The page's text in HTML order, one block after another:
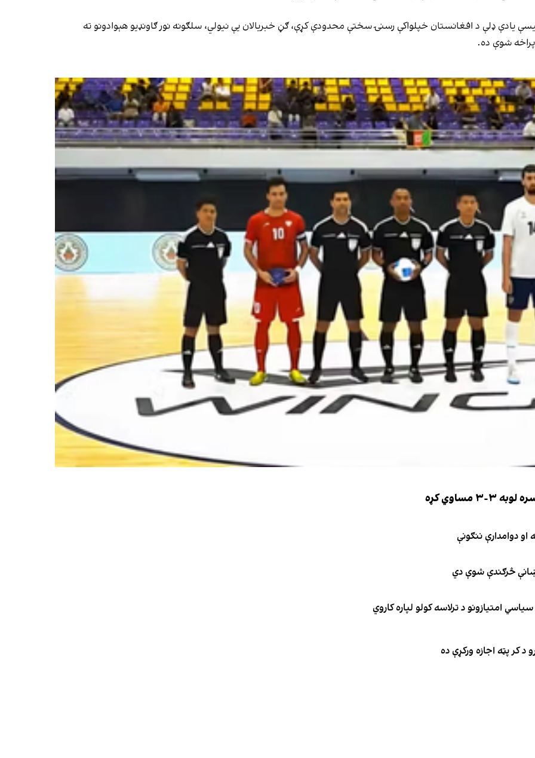
یادې ډلې د افغانستان خپلواکې رسنۍ سختې محدودې کړې، ګڼ خبریالان یې نیولي، سلګونه نور ګاونډیو هېوادونو ته
پراخه شوې ده.
کړه
څرګندې شوې دي
امتیازونو د ترلاسه کولو لپاره کاروي
د کر پټه اجازه ورکړې ده